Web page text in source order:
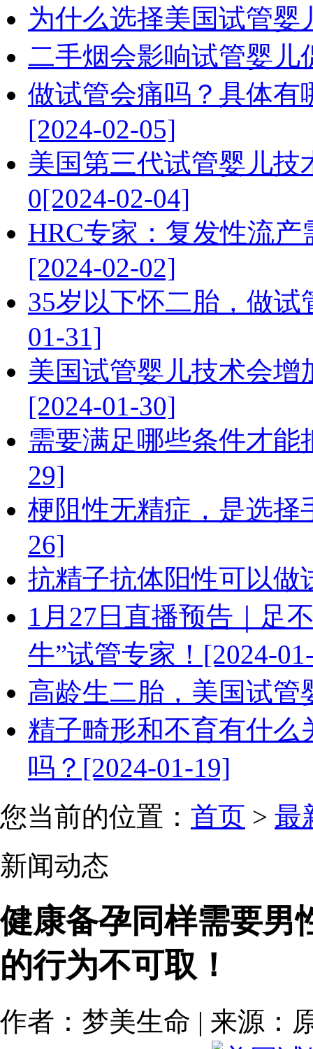
为什么选择美国试管婴
二手烟会影响试管婴儿
做试管会痛吗？具体有
[2024-02-05]
美国第三代试管婴儿
0[2024-02-04]
HRC专家：复发性流
[2024-02-02]
35岁以下怀二胎，做
01-31]
美国试管婴儿技术会
[2024-01-30]
需要满足哪些条件才能
29]
梗阻性无精症，是选择
26]
抗精子抗体阳性可以做
1月27日直播预告｜足
牛”试管专家！[2024-
高龄生二胎，美国试管
精子畸形和不育有什么
吗？[2024-01-19]
您当前的位置： 首页 > 最
新闻动态
健康备孕同样需要男
的行为不可取！
作者：梦美生命 | 来源：